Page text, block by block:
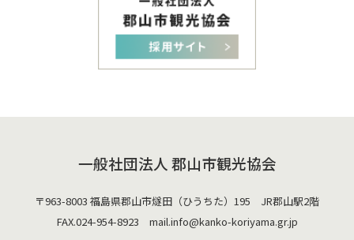
一般社団法人 郡山市観光協会
〒963-8003 福島県郡山市燧田（ひうちた）195 JR郡山駅2階
FAX.024-954-8923 mail.info@kanko-koriyama.gr.jp